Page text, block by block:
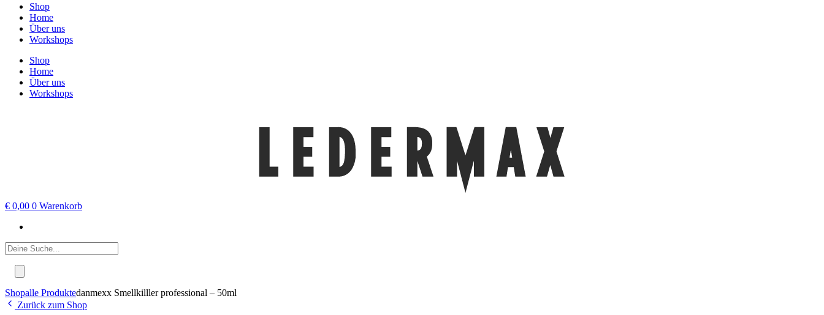
Shop
Home
Über uns
Workshops
Shop
Home
Über uns
Workshops
€ 0,00 0 Warenkorb
Products
search
Shopalle Produktedanmexx Smellkilller professional – 50ml
Zurück zum Shop